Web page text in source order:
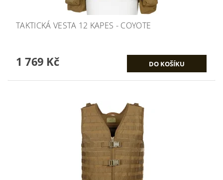
TAKTICKÁ VESTA 12 KAPES - COYOTE
1 769 Kč